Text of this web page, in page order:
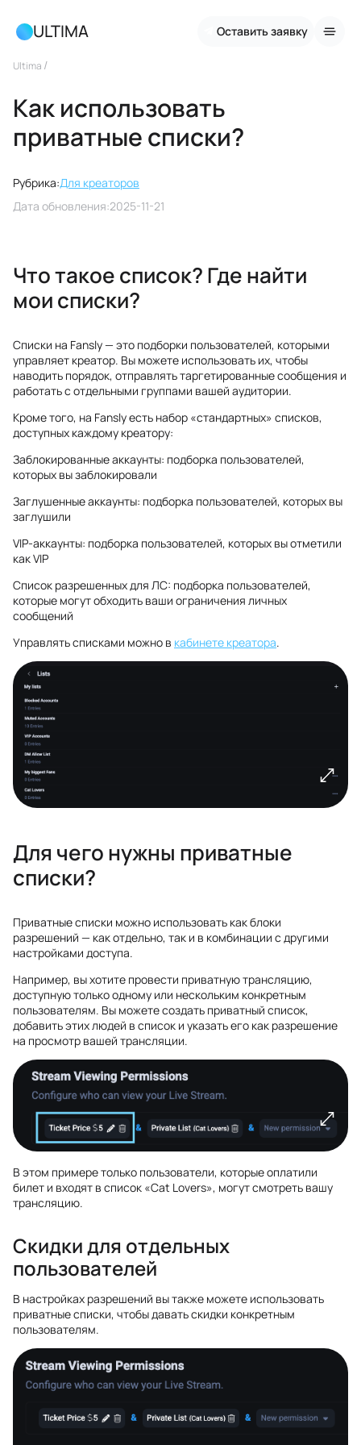
ULTIMA Оставить заявку
Ultima /
Как использовать
приватные списки?
Рубрика:Для креаторов
Дата обновления:2025-11-21
Что такое список? Где найти
мои списки?
Списки на Fansly — это подборки пользователей, которыми
управляет креатор. Вы можете использовать их, чтобы
наводить порядок, отправлять таргетированные сообщения и
работать с отдельными группами вашей аудитории.
Кроме того, на Fansly есть набор «стандартных» списков,
доступных каждому креатору:
Заблокированные аккаунты: подборка пользователей,
которых вы заблокировали
Заглушенные аккаунты: подборка пользователей, которых вы
заглушили
VIP-аккаунты: подборка пользователей, которых вы отметили
как VIP
Список разрешенных для ЛС: подборка пользователей,
которые могут обходить ваши ограничения личных
сообщений
Управлять списками можно в кабинете креатора.
Для чего нужны приватные
списки?
Приватные списки можно использовать как блоки
разрешений — как отдельно, так и в комбинации с другими
настройками доступа.
Например, вы хотите провести приватную трансляцию,
доступную только одному или нескольким конкретным
пользователям. Вы можете создать приватный список,
добавить этих людей в список и указать его как разрешение
на просмотр вашей трансляции.
В этом примере только пользователи, которые оплатили
билет и входят в список «Cat Lovers», могут смотреть вашу
трансляцию.
Скидки для отдельных
пользователей
В настройках разрешений вы также можете использовать
приватные списки, чтобы давать скидки конкретным
пользователям.